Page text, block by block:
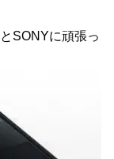
SONYに頑張っ